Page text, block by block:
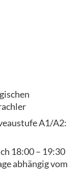
A1/A2:
18:00 – 19:30
abhängig vom